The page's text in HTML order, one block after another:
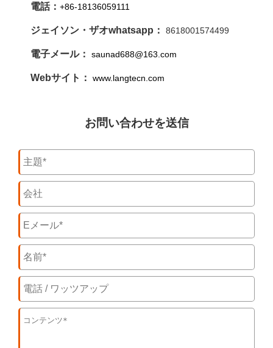
電話：+86-18136059111
ジェイソン・ザオwhatsapp： 8618001574499
電子メール： saunad688@163.com
Webサイト： www.langtecn.com
お問い合わせを送信